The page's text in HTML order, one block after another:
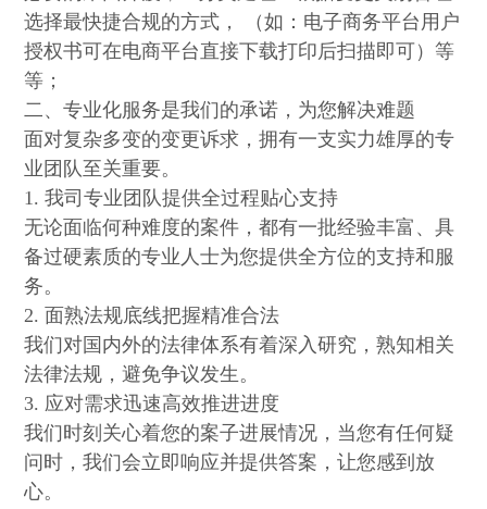
选择最快捷合规的方式， （如：电子商务平台用户
授权书可在电商平台直接下载打印后扫描即可）等
等；
二、专业化服务是我们的承诺，为您解决难题
面对复杂多变的变更诉求，拥有一支实力雄厚的专
业团队至关重要。
1. 我司专业团队提供全过程贴心支持
无论面临何种难度的案件，都有一批经验丰富、具
备过硬素质的专业人士为您提供全方位的支持和服
务。
2. 面熟法规底线把握精准合法
我们对国内外的法律体系有着深入研究，熟知相关
法律法规，避免争议发生。
3. 应对需求迅速高效推进进度
我们时刻关心着您的案子进展情况，当您有任何疑
问时，我们会立即响应并提供答案，让您感到放
心。